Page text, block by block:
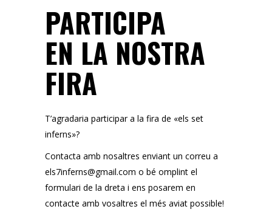
PARTICIPA
EN LA NOSTRA
FIRA
T’agradaria participar a la fira de «els set
inferns»?
Contacta amb nosaltres enviant un correu a
els7inferns@gmail.com o bé omplint el
formulari de la dreta i ens posarem en
contacte amb vosaltres el més aviat possible!